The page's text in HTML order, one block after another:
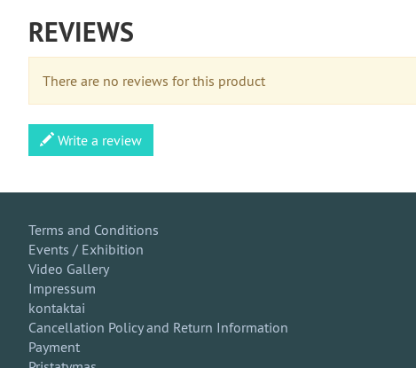
REVIEWS
There are no reviews for this product
Write a review
Terms and Conditions
Events / Exhibition
Video Gallery
Impressum
kontaktai
Cancellation Policy and Return Information
Payment